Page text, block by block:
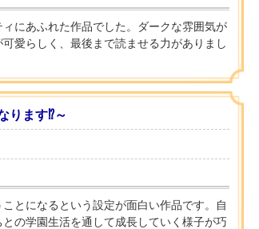
にあふれた作品でした。ダークな雰囲気が
愛らしく、最後まで読ませる力がありまし
ります⁉︎～
とになるという設定が面白い作品です。自
の学園生活を通して成長していく様子が巧